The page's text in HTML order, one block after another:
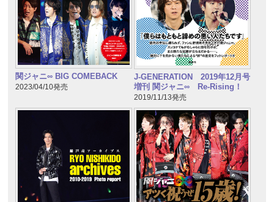
関ジャニ∞ BIG COMEBACK
2023/04/10発売
J-GENERATION 2019年12月号
増刊 関ジャニ∞ Re-Rising！
2019/11/13発売